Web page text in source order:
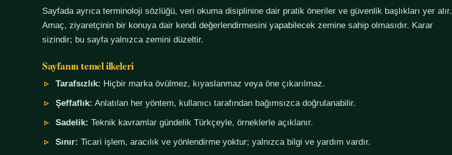
Sayfada ayrıca terminoloji sözlüğü, veri okuma disiplinine dair pratik öneriler ve güvenlik başlıkları yer alır.
Amaç, ziyaretçinin bir konuya dair kendi değerlendirmesini yapabilecek zemine sahip olmasıdır. Karar
sizindir; bu sayfa yalnızca zemini düzeltir.
Sayfanın temel ilkeleri
Tarafsızlık: Hiçbir marka övülmez, kıyaslanmaz veya öne çıkarılmaz.
Şeffaflık: Anlatılan her yöntem, kullanıcı tarafından bağımsızca doğrulanabilir.
Sadelik: Teknik kavramlar gündelik Türkçeyle, örneklerle açıklanır.
Sınır: Ticari işlem, aracılık ve yönlendirme yoktur; yalnızca bilgi ve yardım vardır.